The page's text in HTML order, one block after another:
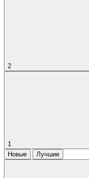
2
1
Новые
Лучшие